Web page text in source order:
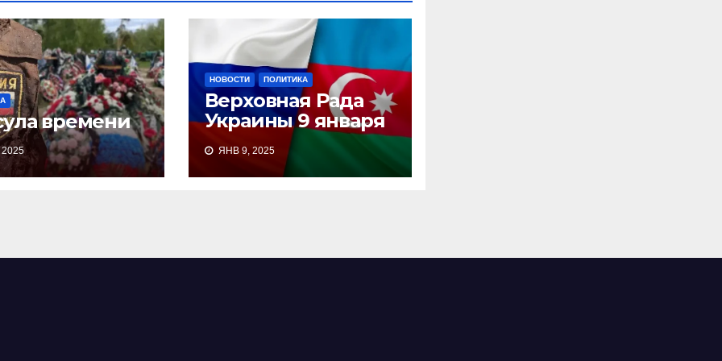
времени
НОВОСТИ ПОЛИТИКА
Верховная Рада
Украины 9 января
2025 приняла
ЯНВ 9, 2025